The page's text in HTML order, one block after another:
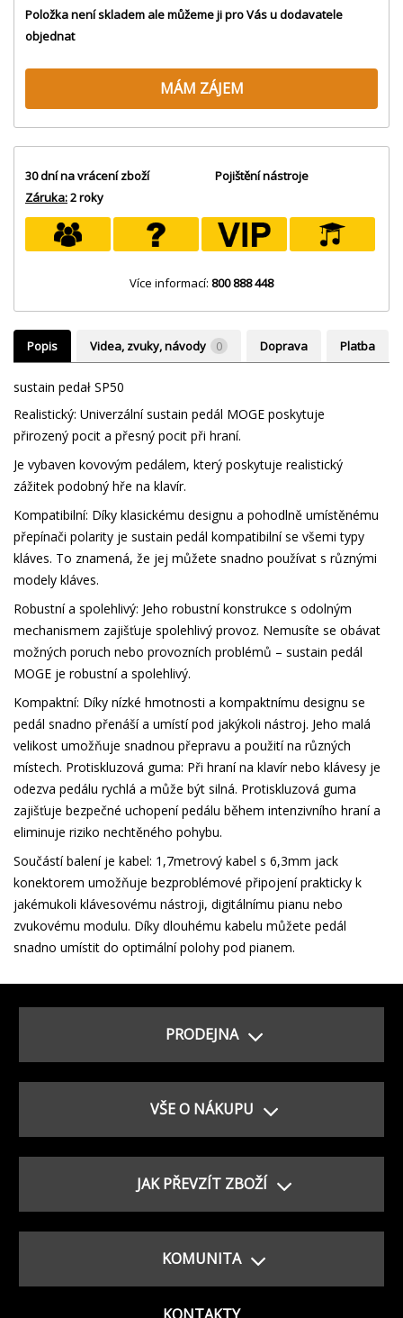
Položka není skladem ale můžeme ji pro Vás u dodavatele
objednat
MÁM ZÁJEM
30 dní na vrácení zboží
Záruka:2 roky
Pojištění nástroje
Více informací: 800 888 448
Popis Videa, zvuky, návody 0 Doprava Platba
sustain pedał SP50
Realistický: Univerzální sustain pedál MOGE poskytuje
přirozený pocit a přesný pocit při hraní.
Je vybaven kovovým pedálem, který poskytuje realistický
zážitek podobný hře na klavír.
Kompatibilní: Díky klasickému designu a pohodlně umístěnému
přepínači polarity je sustain pedál kompatibilní se všemi typy
kláves. To znamená, že jej můžete snadno používat s různými
modely kláves.
Robustní a spolehlivý: Jeho robustní konstrukce s odolným
mechanismem zajišťuje spolehlivý provoz. Nemusíte se obávat
možných poruch nebo provozních problémů – sustain pedál
MOGE je robustní a spolehlivý.
Kompaktní: Díky nízké hmotnosti a kompaktnímu designu se
pedál snadno přenáší a umístí pod jakýkoli nástroj. Jeho malá
velikost umožňuje snadnou přepravu a použití na různých
místech. Protiskluzová guma: Při hraní na klavír nebo klávesy je
odezva pedálu rychlá a může být silná. Protiskluzová guma
zajišťuje bezpečné uchopení pedálu během intenzivního hraní a
eliminuje riziko nechtěného pohybu.
Součástí balení je kabel: 1,7metrový kabel s 6,3mm jack
konektorem umožňuje bezproblémové připojení prakticky k
jakémukoli klávesovému nástroji, digitálnímu pianu nebo
zvukovému modulu. Díky dlouhému kabelu můžete pedál
snadno umístit do optimální polohy pod pianem.
PRODEJNA
VŠE O NÁKUPU
JAK PŘEVZÍT ZBOŽÍ
KOMUNITA